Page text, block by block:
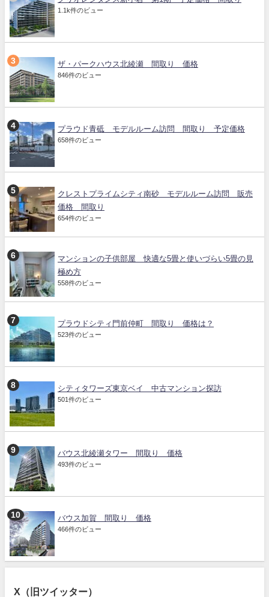
1.1k件のビュー
ザ・パークハウス北綾瀬 間取り 価格
846件のビュー
プラウド青砥 モデルルーム訪問 間取り 予定価格
658件のビュー
クレストプライムシティ南砂 モデルルーム訪問 販売
価格 間取り
654件のビュー
マンションの子供部屋 快適な5畳と使いづらい5畳の見
極め方
558件のビュー
プラウドシティ門前仲町 間取り 価格は？
523件のビュー
シティタワーズ東京ベイ 中古マンション探訪
501件のビュー
バウス北綾瀬タワー 間取り 価格
493件のビュー
バウス加賀 間取り 価格
466件のビュー
X（旧ツイッター）